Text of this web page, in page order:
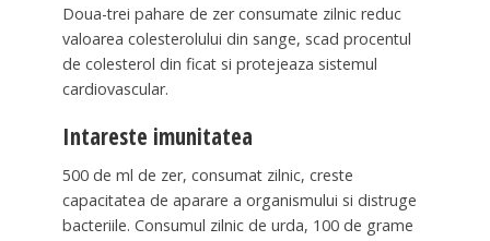
Doua-trei pahare de zer consumate zilnic reduc
valoarea colesterolului din sange, scad procentul
de colesterol din ficat si protejeaza sistemul
cardiovascular.
Intareste imunitatea
500 de ml de zer, consumat zilnic, creste
capacitatea de aparare a organismului si distruge
bacteriile. Consumul zilnic de urda, 100 de grame